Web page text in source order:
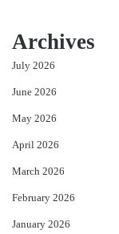
Archives
July 2026
June 2026
May 2026
April 2026
March 2026
February 2026
January 2026